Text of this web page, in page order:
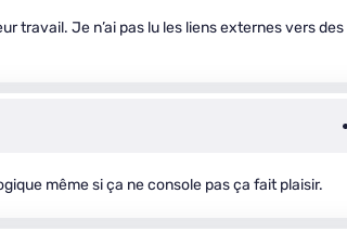
travail. Je n’ai pas lu les liens externes vers des
même si ça ne console pas ça fait plaisir.